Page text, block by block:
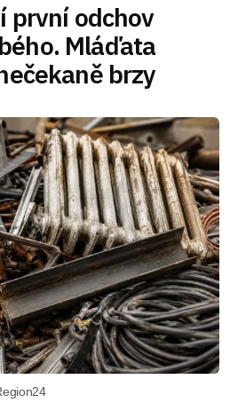
první odchov
Mláďata
brzy